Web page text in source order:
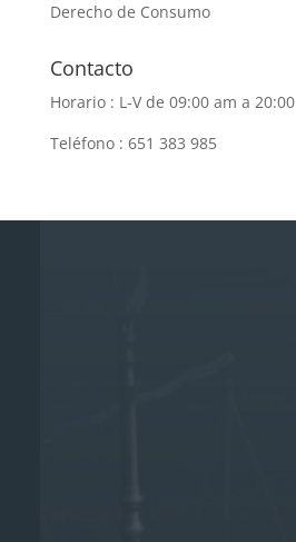
Derecho de Consumo
Contacto
Horario : L-V de 09:00 am a 20:00
Teléfono : 651 383 985